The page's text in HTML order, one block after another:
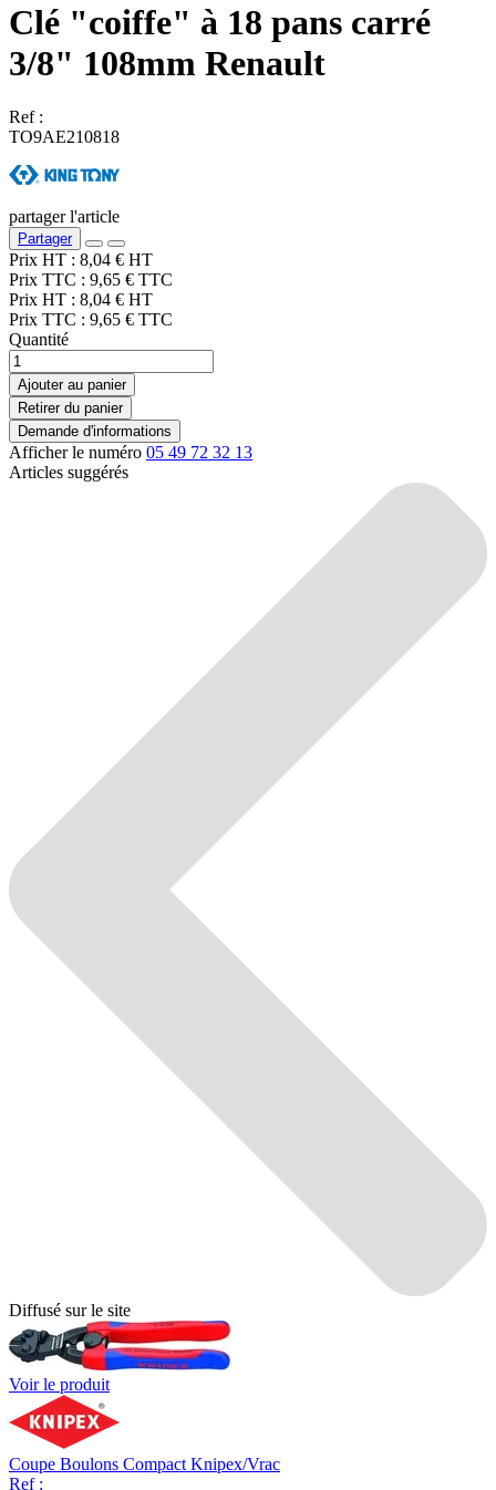
Clé "coiffe" à 18 pans carré
3/8" 108mm Renault
Ref :
TO9AE210818
partager l'article
Partager
Prix HT : 8,04 € HT
Prix TTC : 9,65 € TTC
Prix HT : 8,04 € HT
Prix TTC : 9,65 € TTC
Quantité
Ajouter au panier
Retirer du panier
Demande d'informations
Afficher le numéro 05 49 72 32 13
Articles suggérés
Diffusé sur le site
Voir le produit
Coupe Boulons Compact Knipex/Vrac
Ref :